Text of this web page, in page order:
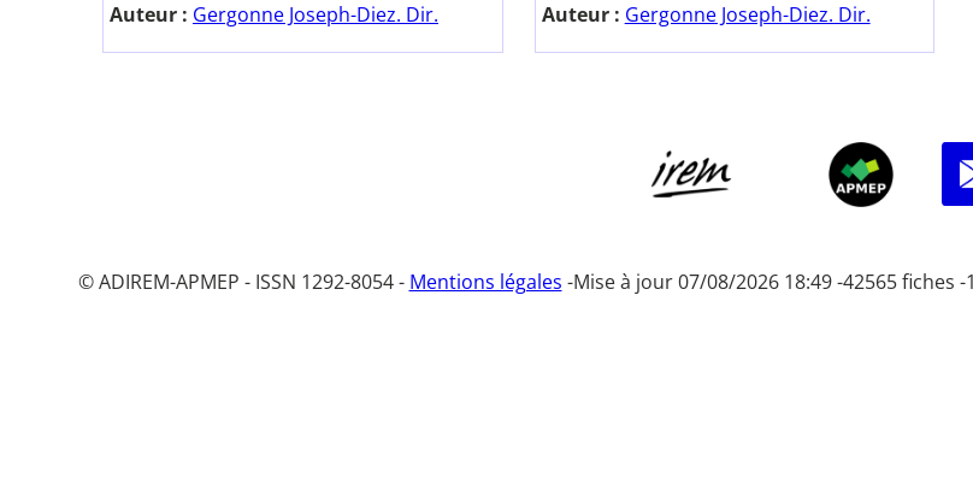
Auteur : Gergonne Joseph-Diez. Dir.
Auteur : Gergonne Joseph-Diez. Dir.
© ADIREM-APMEP - ISSN 1292-8054 - Mentions légales -Mise à jour 07/08/2026 18:49 -42565 fiches -